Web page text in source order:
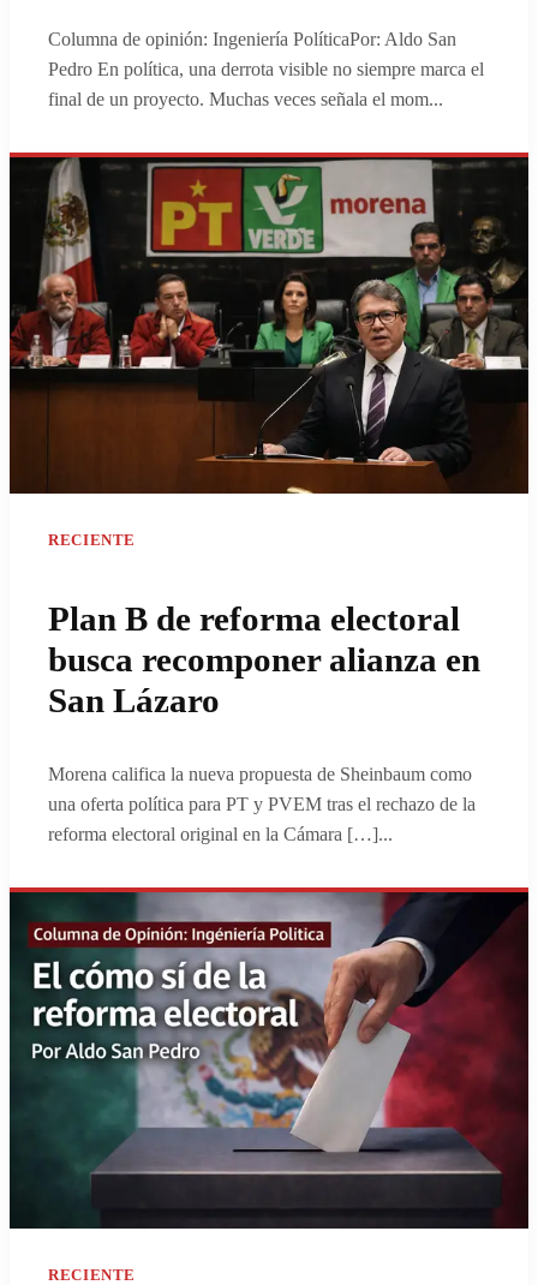
Columna de opinión: Ingeniería PolíticaPor: Aldo San
Pedro En política, una derrota visible no siempre marca el
final de un proyecto. Muchas veces señala el mom...
RECIENTE
Plan B de reforma electoral
busca recomponer alianza en
San Lázaro
Morena califica la nueva propuesta de Sheinbaum como
una oferta política para PT y PVEM tras el rechazo de la
reforma electoral original en la Cámara […]...
RECIENTE